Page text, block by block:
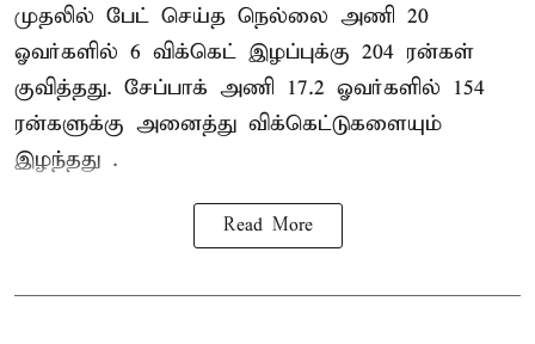
முதலில் பேட் செய்த நெல்லை அணி 20
ஓவர்களில் 6 விக்கெட் இழப்புக்கு 204 ரன்கள்
குவித்தது. சேப்பாக் அணி 17.2 ஓவர்களில் 154
ரன்களுக்கு அனைத்து விக்கெட்டுகளையும்
இழந்தது .
Read More